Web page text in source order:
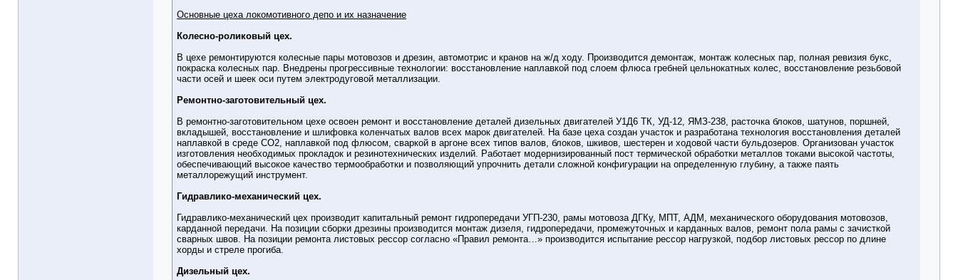
Основные цеха локомотивного депо и их назначение
Колесно-роликовый цех.
В цехе ремонтируются колесные пары мотовозов и дрезин, автомотрис и кранов на ж/д ходу. Производится демонтаж, монтаж колесных пар, полная ревизия букс,
покраска колесных пар. Внедрены прогрессивные технологии: восстановление наплавкой под слоем флюса гребней цельнокатных колес, восстановление резьбовой
части осей и шеек оси путем электродуговой металлизации.
Ремонтно-заготовительный цех.
В ремонтно-заготовительном цехе освоен ремонт и восстановление деталей дизельных двигателей У1Д6 ТК, УД-12, ЯМЗ-238, расточка блоков, шатунов, поршней,
вкладышей, восстановление и шлифовка коленчатых валов всех марок двигателей. На базе цеха создан участок и разработана технология восстановления деталей
наплавкой в среде CO2, наплавкой под флюсом, сваркой в аргоне всех типов валов, блоков, шкивов, шестерен и ходовой части бульдозеров. Организован участок
изготовления необходимых прокладок и резинотехнических изделий. Работает модернизированный пост термической обработки металлов токами высокой частоты,
обеспечивающий высокое качество термообработки и позволяющий упрочнить детали сложной конфигурации на определенную глубину, а также паять
металлорежущий инструмент.
Гидравлико-механический цех.
Гидравлико-механический цех производит капитальный ремонт гидропередачи УГП-230, рамы мотовоза ДГКу, МПТ, АДМ, механического оборудования мотовозов,
карданной передачи. На позиции сборки дрезины производится монтаж дизеля, гидропередачи, промежуточных и карданных валов, ремонт пола рамы с зачисткой
сварных швов. На позиции ремонта листовых рессор согласно «Правил ремонта…» производится испытание рессор нагрузкой, подбор листовых рессор по длине
хорды и стреле прогиба.
Дизельный цех.